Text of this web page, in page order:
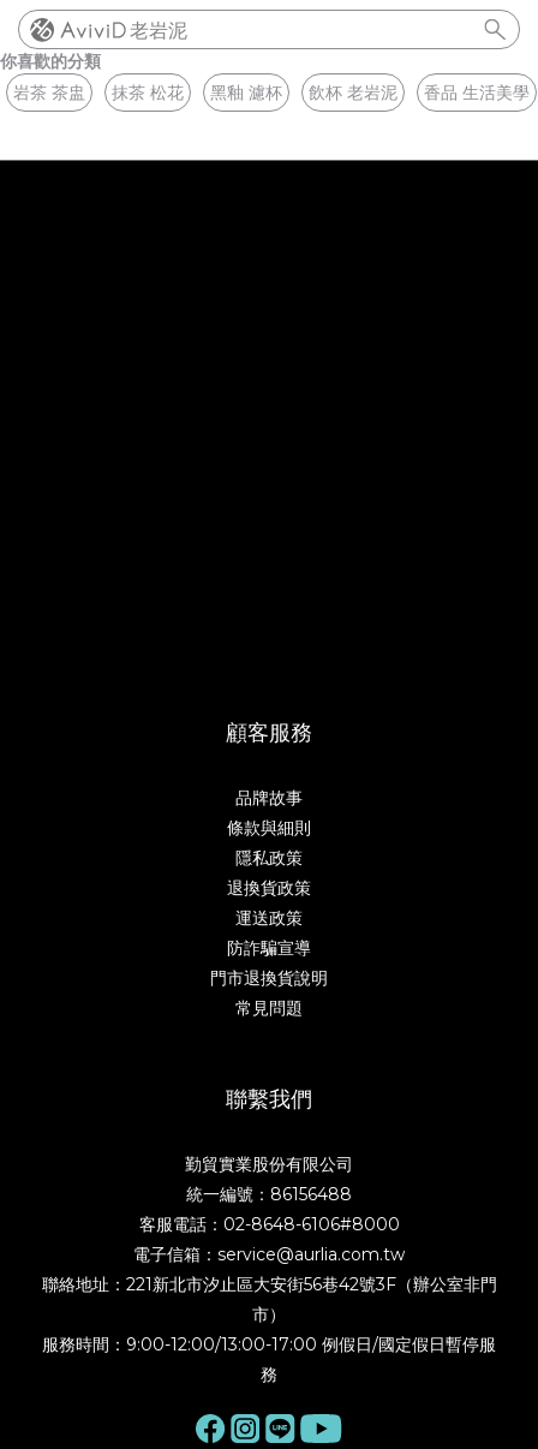
老岩泥
你喜歡的分類
岩茶 茶盅
抹茶 松花 黑釉 濾杯 飲杯 老岩泥 香品 生活美學
顧客服務
品牌故事
條款與細則
隱私政策
退換貨政策
運送政策
防詐騙宣導
門市退換貨說明
常見問題
聯繫我們
勤貿實業股份有限公司
統一編號：86156488
客服電話：02-8648-6106#8000
電子信箱：service@aurlia.com.tw
聯絡地址：221新北市汐止區大安街56巷42號3F（辦公室非門
市）
服務時間：9:00-12:00/13:00-17:00 例假日/國定假日暫停服
務